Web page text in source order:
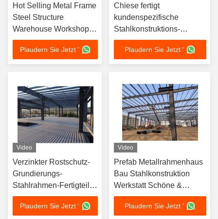
Hot Selling Metal Frame
Steel Structure
Warehouse Workshop
Hangar Building Without
Middle Columns
Plaudern Sie Jetzt '
Chiese fertigt
kundenspezifische
Stahlkonstruktions-
Gewerbe-Werkstatt-
Lagerhallen für
Industriegebiete
Plaudern Sie Jetzt '
Video
Verzinkter Rostschutz-
Grundierungs-
Stahlrahmen-Fertigteil-
Stahlkonstruktionsgebäude
für Industrie-Lagerhallen
Plaudern Sie Jetzt '
Video
Prefab Metallrahmenhaus
Bau Stahlkonstruktion
Werkstatt Schöne &
Robuste Struktur
Plaudern Sie Jetzt '